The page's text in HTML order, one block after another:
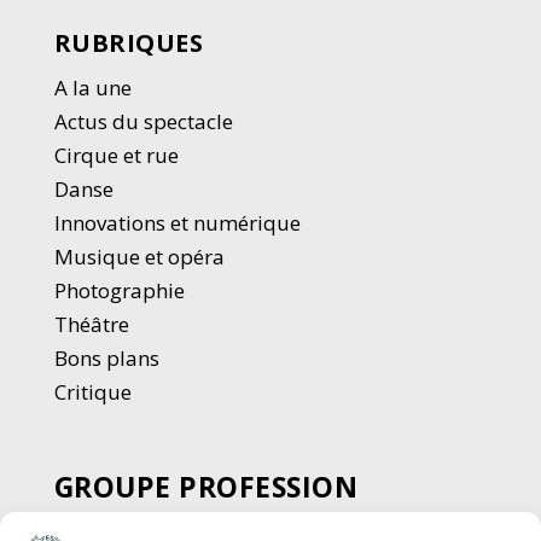
RUBRIQUES
A la une
Actus du spectacle
Cirque et rue
Danse
Innovations et numérique
Musique et opéra
Photographie
Théâtre
Bons plans
Critique
GROUPE PROFESSION
SPECTACLE